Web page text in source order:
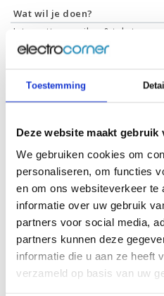
Toestemming
Deze website maakt gebruik
We gebruiken cookies om
personaliseren, om functies
en om ons websiteverkeer te
informatie over uw gebruik
partners voor social media,
partners kunnen deze
informatie die u aan ze heeft
verzameld op basis van uw
Wat wil je doen?
Internetten, mailen &
Films & series kijken
Video's bewerken
Specificaties
Schermdiagonaal:
Scherm resolutie:
Touchscreen:
Scherm reflectie: